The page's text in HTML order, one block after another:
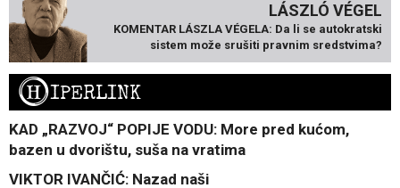
LÁSZLÓ VÉGEL
KOMENTAR LÁSZLA VÉGELA: Da li se autokratski
sistem može srušiti pravnim sredstvima?
HIPERLINK
KAD „RAZVOJ“ POPIJE VODU: More pred kućom,
bazen u dvorištu, suša na vratima
VIKTOR IVANČIĆ: Nazad naši